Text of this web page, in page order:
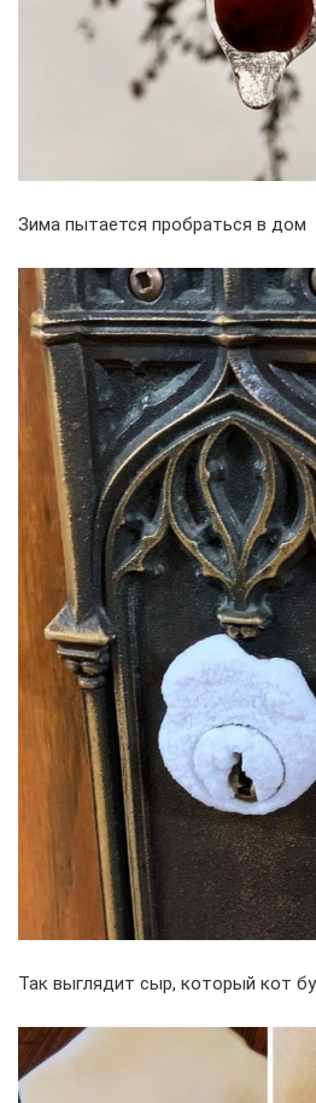
Зима пытается пробраться в дом
Так выглядит сыр, который кот